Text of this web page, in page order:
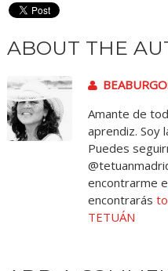
ABOUT THE
Amante de
aprendiz. Soy
Puedes
encontrarme
encontrarás
TETUÁN